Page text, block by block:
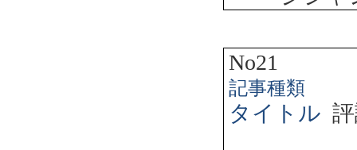
No21
記事種類
タイトル